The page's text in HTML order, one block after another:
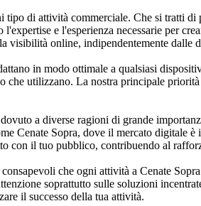
di attività commerciale. Che si tratti
e l'esperienza necessarie per
online, indipendentemente dalle
in modo ottimale a qualsiasi
utilizzano. La nostra principale
a diverse ragioni di grande
Cenate Sopra, dove il mercato digitale
con il tuo pubblico, contribuendo al
che ogni attività a Cenate
soprattutto sulle soluzioni
il successo della tua attività.